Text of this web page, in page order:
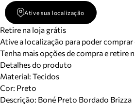
Ative sua localização
Retire na loja grátis
Ative a localização para poder
Tenha mais opções de compra e retire
Detalhes do produto
Material: Tecidos
Cor: Preto
Descrição: Boné Preto Bordado Brizza